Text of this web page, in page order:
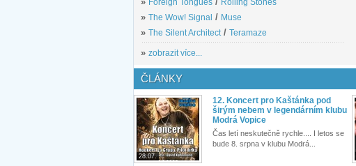
» Foreign Tongues / Rolling Stones
» The Wow! Signal / Muse
» The Silent Architect/ Teramaze
» zobrazit více...
ČLÁNKY
28.07.
12. Koncert pro Kaštánka pod
širým nebem v legendárním klubu
Modrá Vopice
Čas letí neskutečně rychle.... I letos se
bude 8. srpna v klubu Modrá...